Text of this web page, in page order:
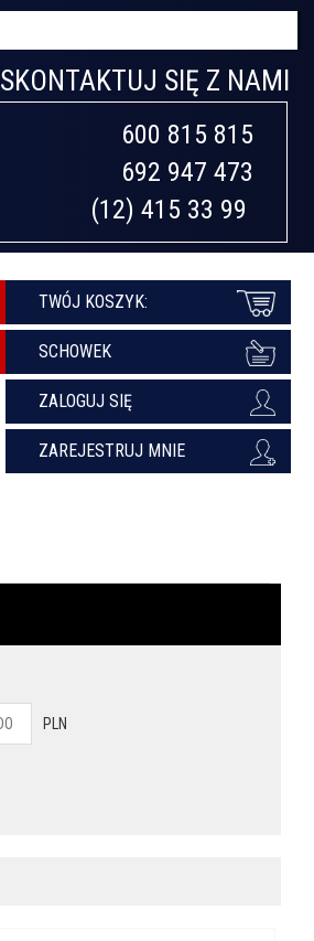
SKONTAKTUJ SIĘ Z NAMI
600 815 815
692 947 473
(12) 415 33 99
TWÓJ KOSZYK:
SCHOWEK
ZALOGUJ SIĘ
ZAREJESTRUJ MNIE
PLN